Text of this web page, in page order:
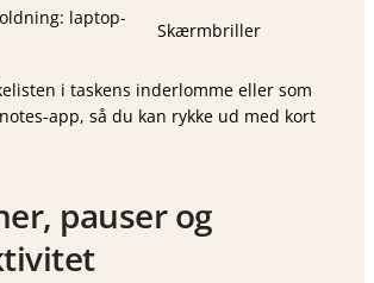
laptop-
Skærmbriller
i taskens inderlomme eller som
app, så du kan rykke ud med kort
pauser og